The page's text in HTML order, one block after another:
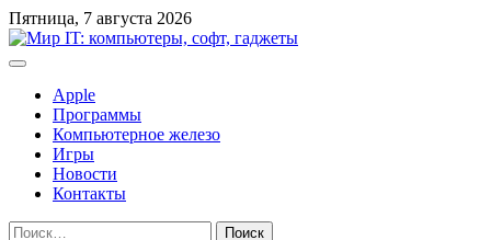
Перейти
к
содержимому
Пятница, 7 августа 2026
Apple
Программы
Компьютерное железо
Игры
Новости
Контакты
Найти: